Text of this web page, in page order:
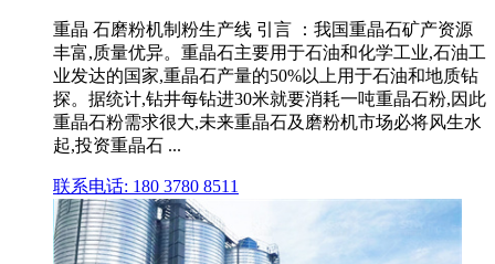
重晶 石磨粉机制粉生产线 引言 ：我国重晶石矿产资源
丰富,质量优异。重晶石主要用于石油和化学工业,石油工
业发达的国家,重晶石产量的50%以上用于石油和地质钻
探。据统计,钻井每钻进30米就要消耗一吨重晶石粉,因此
重晶石粉需求很大,未来重晶石及磨粉机市场必将风生水
起,投资重晶石 ...
联系电话: 180 3780 8511